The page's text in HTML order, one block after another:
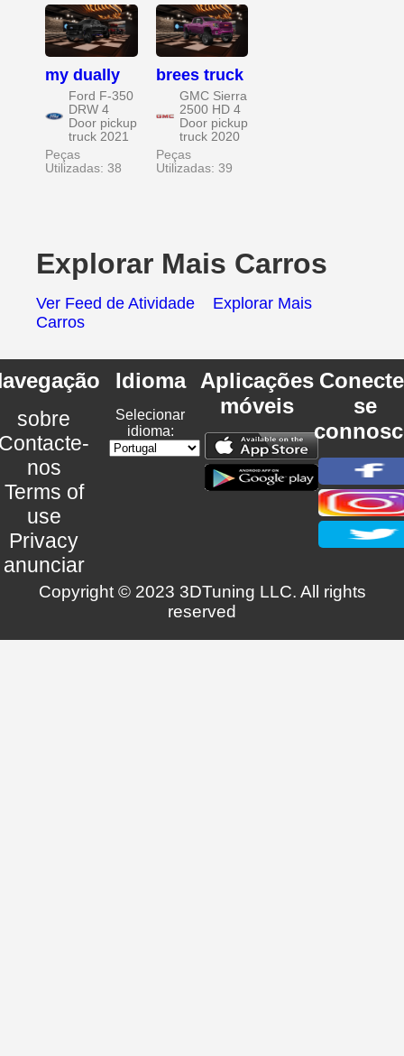
my dually
Ford F-350
DRW 4
Door pickup
truck 2021
Peças
Utilizadas: 38
brees truck
GMC Sierra
2500 HD 4
Door pickup
truck 2020
Peças
Utilizadas: 39
Explorar Mais Carros
Ver Feed de Atividade
Explorar Mais
Carros
sobre
nos
Terms of
use
Privacy
anunciar
Idioma
Selecionar
idioma:
Aplicações
móveis
se
Copyright © 2023 3DTuning LLC. All rights
reserved